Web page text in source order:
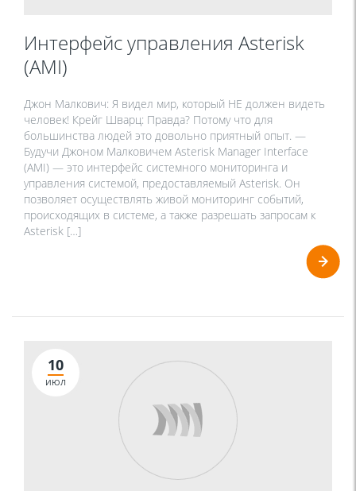
Интерфейс управления Asterisk
(AMI)
Джон Малкович: Я видел мир, который НЕ должен видеть
человек! Крейг Шварц: Правда? Потому что для
большинства людей это довольно приятный опыт. —
Будучи Джоном Малковичем Asterisk Manager Interface
(AMI) — это интерфейс системного мониторинга и
управления системой, предоставляемый Asterisk. Он
позволяет осуществлять живой мониторинг событий,
происходящих в системе, а также разрешать запросам к
Asterisk […]
10
ИЮЛ